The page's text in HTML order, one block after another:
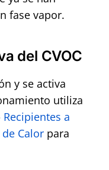
fase vapor.
del CVOC
y se activa
utiliza
Recipientes a
Calorpara